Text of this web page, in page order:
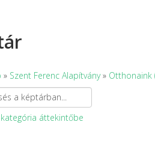
» Szent Ferenc Alapítvány» Otthonaink
áttekintőbe